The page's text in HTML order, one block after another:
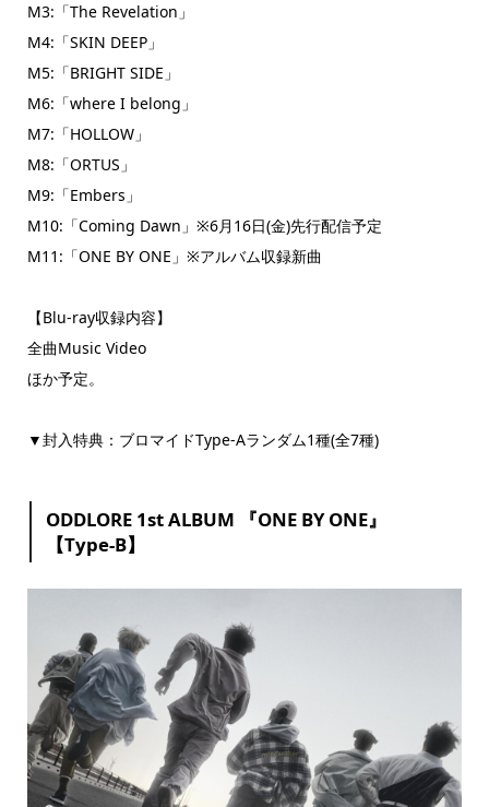
M3:「The Revelation」
M4:「SKIN DEEP」
M5:「BRIGHT SIDE」
M6:「where I belong」
M7:「HOLLOW」
M8:「ORTUS」
M9:「Embers」
M10:「Coming Dawn」※6月16日(金)先行配信予定
M11:「ONE BY ONE」※アルバム収録新曲
【Blu-ray収録内容】
全曲Music Video
ほか予定。
▼封入特典：ブロマイドType-Aランダム1種(全7種)
ODDLORE 1st ALBUM 『ONE BY ONE』
【Type-B】